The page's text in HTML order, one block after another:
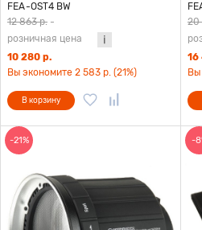
FEA-OST4 BW
12 863 р. -
розничная цена
10 280 р.
Вы экономите 2 583 р. (21%)
В корзину
20
16
Вы
-21% -